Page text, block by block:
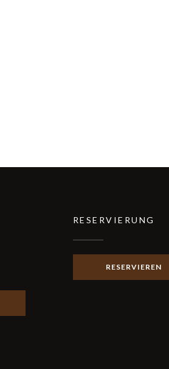
neues Fenster))
RESERVIERUNG
RESERVIEREN